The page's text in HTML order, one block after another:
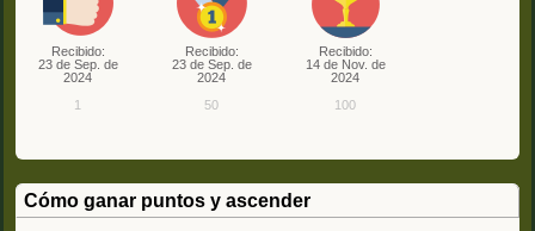
Recibido:
23 de Sep. de
2024
1
Recibido:
23 de Sep. de
2024
50
Recibido:
14 de Nov. de
2024
100
Cómo ganar puntos y ascender